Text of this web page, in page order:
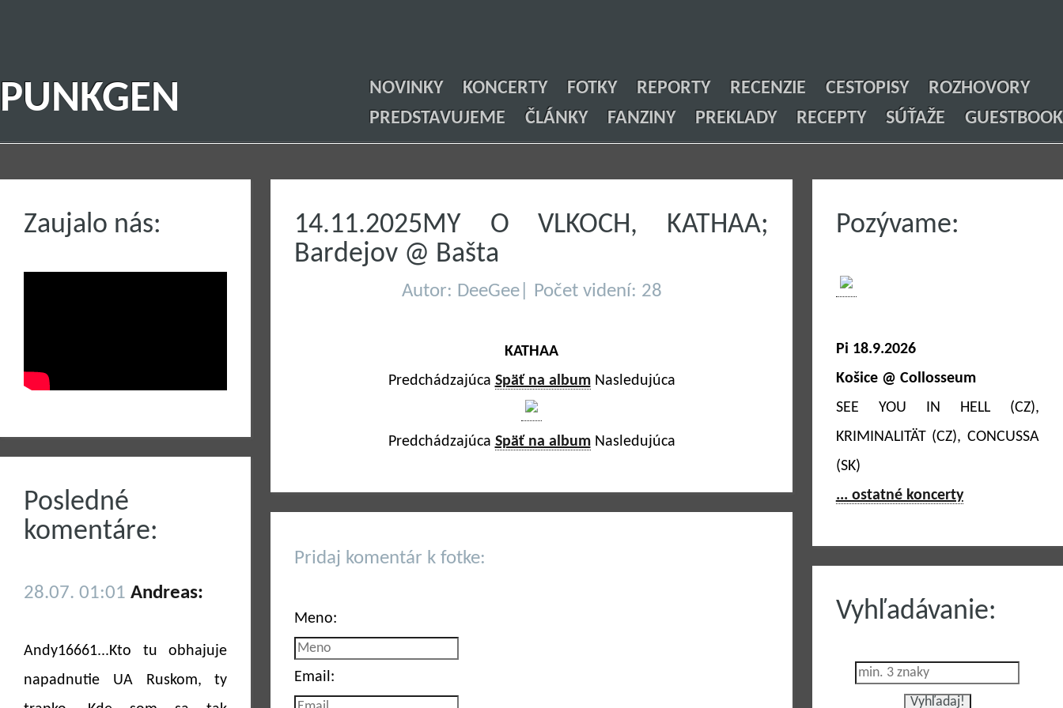
PUNKGEN NOVINKY KONCERTY FOTKY REPORTY RECENZIE CESTOPISY
ROZHOVORY
PREDSTAVUJEME
ČLÁNKY FANZINY PREKLADY RECEPTY SÚŤAŽE GUESTBOOK
Zaujalo nás:
Posledné
komentáre:
28.07. 01:01 Andreas:
Andy16661...Kto tu obhajuje
napadnutie UA Ruskom, ty
14.11.2025MY O VLKOCH, KATHAA;
Bardejov @ Bašta
Autor: DeeGee| Počet videní: 28
KATHAA
Predchádzajúca Späť na albumNasledujúca
Predchádzajúca Späť na albumNasledujúca
Pridaj komentár k fotke:
Meno:
Email:
Pozývame:
Pi 18.9.2026
Košice @ Collosseum
SEE YOU IN HELL (CZ),
KRIMINALITÄT (CZ), CONCUSSA
(SK)
... ostatné koncerty
Vyhľadávanie: